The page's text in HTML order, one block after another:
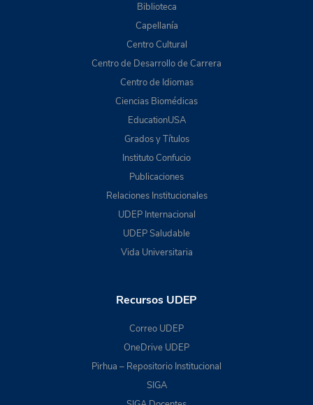
Biblioteca
Capellanía
Centro Cultural
Centro de Desarrollo de Carrera
Centro de Idiomas
Ciencias Biomédicas
EducationUSA
Grados y Títulos
Instituto Confucio
Publicaciones
Relaciones Institucionales
UDEP Internacional
UDEP Saludable
Vida Universitaria
Recursos UDEP
Correo UDEP
OneDrive UDEP
Pirhua – Repositorio Institucional
SIGA